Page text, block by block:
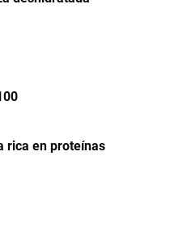
rica en proteínas